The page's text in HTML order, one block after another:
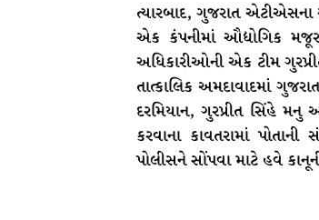
ત્યારબાદ, ગુજરાત એટીએસના
એક કંપનીમાં ઔદ્યોગિક
અધિકારીઓની એક ટીમ
તાત્કાલિક અમદાવાદમાં
દરમિયાન, ગુરપ્રીત સિંહે
કરવાના કાવતરામાં
પોલીસને સોંપવા માટે હવે